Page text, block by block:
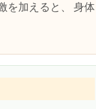
を加えると、 身体